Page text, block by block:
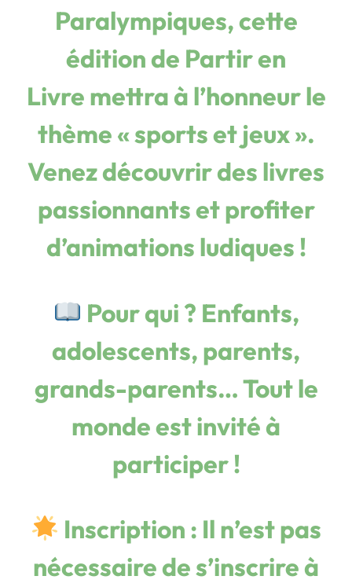
Paralympiques, cette
édition de Partir en
Livre mettra à l’honneur le
thème « sports et jeux ».
Venez découvrir des livres
passionnants et profiter
d’animations ludiques !
Pour qui ? Enfants,
adolescents, parents,
grands-parents… Tout le
monde est invité à
participer !
Inscription : Il n’est pas
nécessaire de s’inscrire à